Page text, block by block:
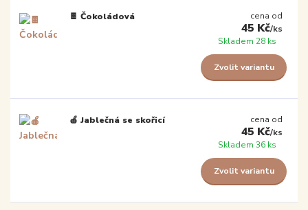
🍫 Čokoládová cena od
45 Kč/ks
Skladem 28 ks
Zvolit variantu
🍎 Jablečná se skořicí cena od
45 Kč/ks
Skladem 36 ks
Zvolit variantu